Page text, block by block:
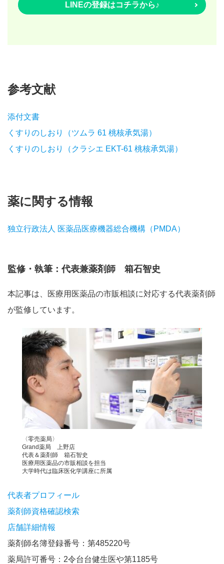
LINEの登録はコチラから♪
参考文献
添付文書
くすりのしおり（ツムラ 61 桃核承気湯）
くすりのしおり（クラシエ EKT-61 桃核承気湯）
薬に関する情報
独立行政法人 医薬品医療機器総合機構（PMDA）
監修・執筆：代表兼薬剤師 箱石智史
本記事は、医療用医薬品の市販相談に対応する代表薬剤師
が監修しています。
〈零売薬局〉
Grand薬局 上野店
代表＆薬剤師 箱石智史
医療用医薬品の市販相談を担当
大学時代は臨床医化学講座に所属
代表者プロフィール
薬剤師資格確認検索
店舗詳細情報
薬剤師名簿登録番号：第485220号
薬局許可番号：2令台台健生医や第1185号